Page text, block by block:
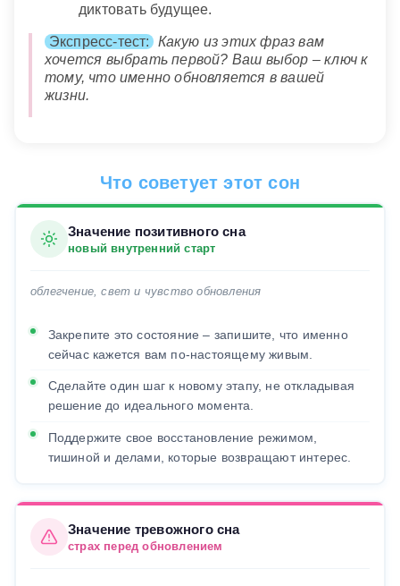
диктовать будущее.
Экспресс-тест:
Какую из этих фраз вам
хочется выбрать первой? Ваш выбор – ключ к
тому, что именно обновляется в вашей
жизни.
Что советует этот сон
Значение позитивного сна
новый внутренний старт
облегчение, свет и чувство обновления
Закрепите это состояние – запишите, что именно
сейчас кажется вам по-настоящему живым.
Сделайте один шаг к новому этапу, не откладывая
решение до идеального момента.
Поддержите свое восстановление режимом,
тишиной и делами, которые возвращают интерес.
Значение тревожного сна
страх перед обновлением